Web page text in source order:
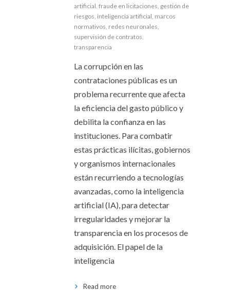
artificial, fraude en licitaciones, gestión de
riesgos, inteligencia artificial, marcos
normativos, redes neuronales,
supervisión de contratos,
transparencia
La corrupción en las
contrataciones públicas es un
problema recurrente que afecta
la eficiencia del gasto público y
debilita la confianza en las
instituciones. Para combatir
estas prácticas ilícitas, gobiernos
y organismos internacionales
están recurriendo a tecnologías
avanzadas, como la inteligencia
artificial (IA), para detectar
irregularidades y mejorar la
transparencia en los procesos de
adquisición. El papel de la
inteligencia
Read more